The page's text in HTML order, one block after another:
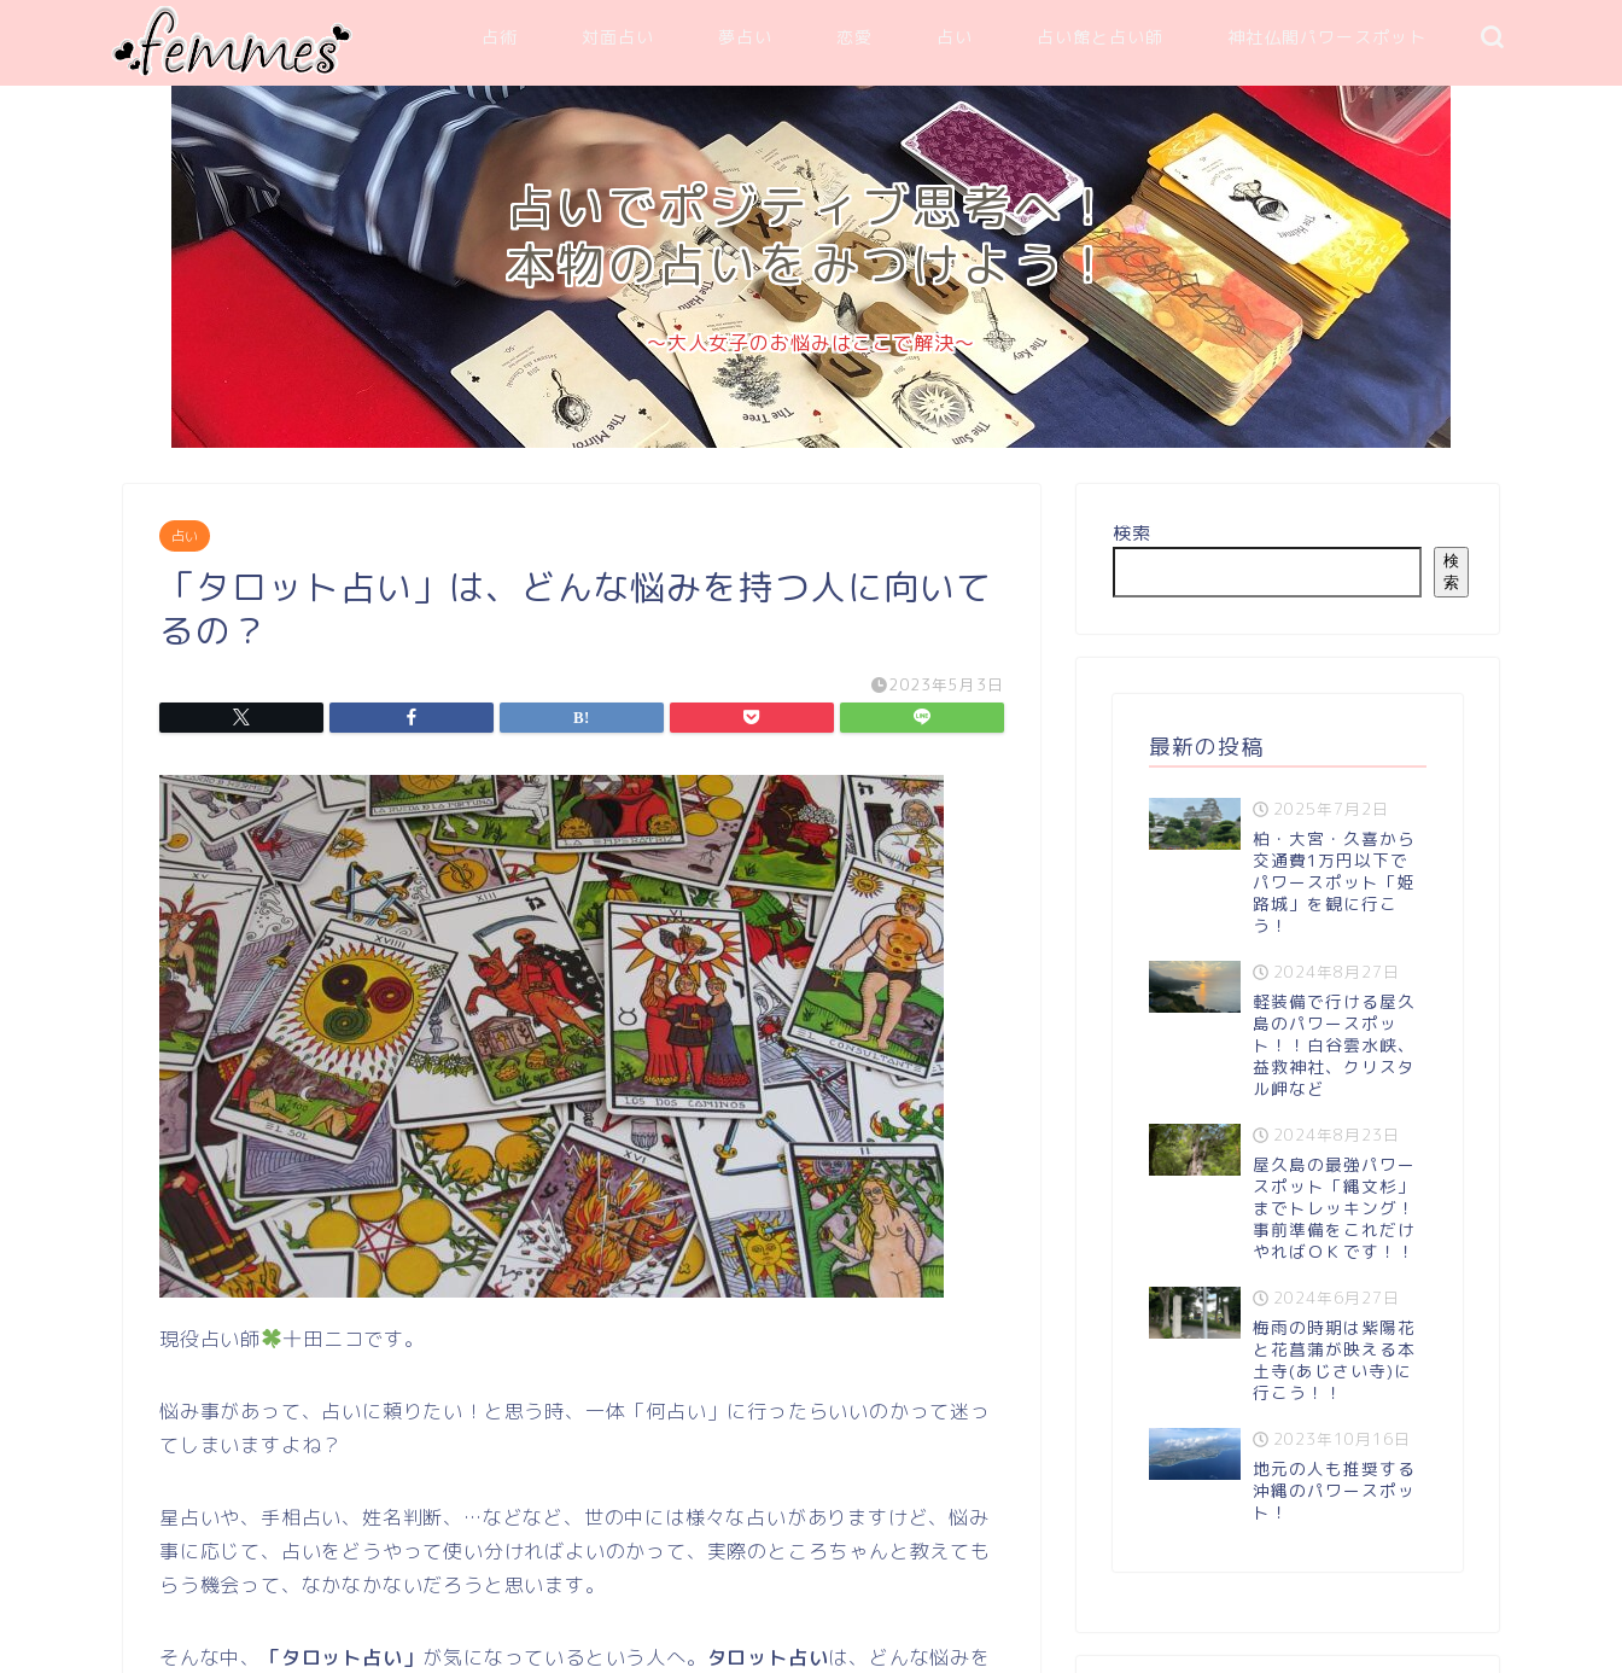
占術 対面占い 夢占い 恋愛 占い 占い館と占い師 神社仏閣パワースポット
占いでポジティブ思考へ！
本物の占いをみつけよう！
～大人女子のお悩みはここで解決～
占い
「タロット占い」は、どんな悩みを持つ人に向いて
るの？
2023年5月3日
現役占い師 十田ニコです。
悩み事があって、占いに頼りたい！と思う時、一体「何占い」に行ったらいいのかって迷っ
てしまいますよね？
星占いや、手相占い、姓名判断、…などなど、世の中には様々な占いがありますけど、悩み
事に応じて、占いをどうやって使い分ければよいのかって、実際のところちゃんと教えても
らう機会って、なかなかないだろうと思います。
そんな中、 「タロット占い」 が気になっているという人へ。 タロット占いは、どんな悩みを
検索
検
索
最新の投稿
2025年7月2日
柏・大宮・久喜から
交通費1万円以下で
パワースポット「姫
路城」を観に行こ
う！
2024年8月27日
軽装備で行ける屋久
島のパワースポッ
ト！！白谷雲水峡、
益救神社、クリスタ
ル岬など
2024年8月23日
屋久島の最強パワー
スポット「縄文杉」
までトレッキング！
事前準備をこれだけ
やればＯＫです！！
2024年6月27日
梅雨の時期は紫陽花
と花菖蒲が映える本
土寺(あじさい寺)に
行こう！！
2023年10月16日
地元の人も推奨する
沖縄のパワースポッ
ト！